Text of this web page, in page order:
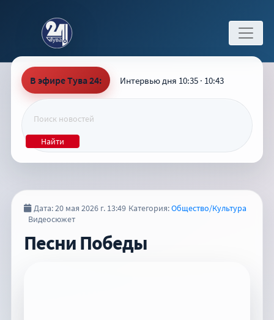
В эфире Тува 24: Интервью дня 10:35 · 10:43
Найти
Дата: 20 мая 2026 г. 13:49 Категория:Общество/Культура
Видеосюжет
Песни Победы